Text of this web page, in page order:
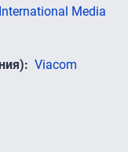
Media
Viacom